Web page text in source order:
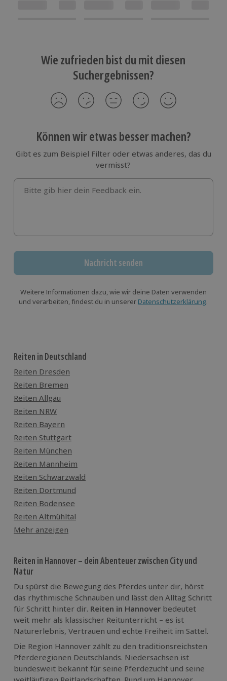
Wie zufrieden bist du mit diesen
Suchergebnissen?
Können wir etwas besser machen?
Gibt es zum Beispiel Filter oder etwas anderes, das du
vermisst?
Bitte gib hier dein Feedback ein.
Nachricht senden
Weitere Informationen dazu, wie wir deine Daten verwenden
und verarbeiten, findest du in unserer Datenschutzerklärung.
Reiten in Deutschland
Reiten Dresden
Reiten Bremen
Reiten Allgäu
Reiten NRW
Reiten Bayern
Reiten Stuttgart
Reiten München
Reiten Mannheim
Reiten Schwarzwald
Reiten Dortmund
Reiten Bodensee
Reiten Altmühltal
Mehr anzeigen
Reiten in Hannover – dein Abenteuer zwischen City und
Natur
Du spürst die Bewegung des Pferdes unter dir, hörst
das rhythmische Schnauben und lässt den Alltag Schritt
für Schritt hinter dir. Reiten in Hannover bedeutet
weit mehr als klassischer Reitunterricht – es ist
Naturerlebnis, Vertrauen und echte Freiheit im Sattel.
Die Region Hannover zählt zu den traditionsreichsten
Pferderegionen Deutschlands. Niedersachsen ist
bundesweit bekannt für seine Pferdezucht und seine